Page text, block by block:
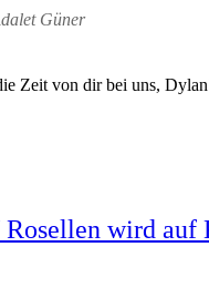
Güner
Zeit von dir bei uns,
Rosellen wird auf